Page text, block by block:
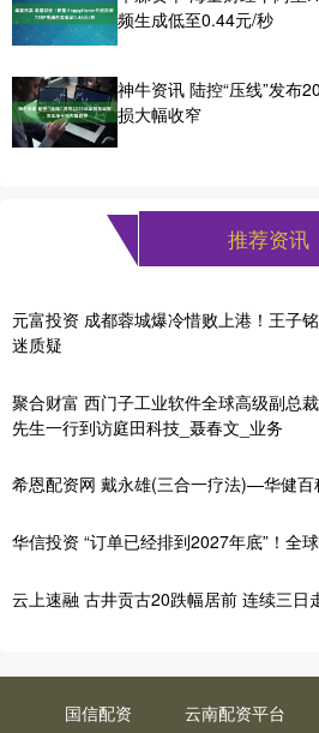
频生成低至0.44元/秒
神牛资讯 陆控“压线”发布
损大幅收窄
推荐资讯
元富投资 成都蓉城爆冷惜败上港！王子
迷质疑
聚合财富 西门子工业软件全球高级副总
先生一行到访庭田科技_聂春文_业务
希恩配资网 戴永雄(三合一疗法)—华健百
华信投资 “订单已经排到2027年底”！全
云上速融 古井贡古20跌幅居前 连续三日
国信配资 云南配资平台